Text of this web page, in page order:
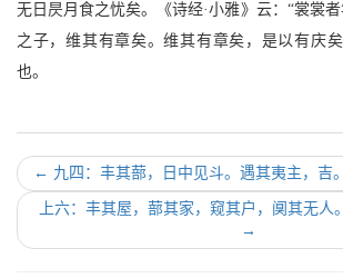
无日昃月食之忧矣。《诗经·小雅》云：“裳裳
之子，维其有章矣。维其有章矣，是以有庆
也。
← 九四：丰其蔀，日中见斗。遇其夷主，吉。
上六：丰其屋，蔀其家，窥其户，阒其无人
→